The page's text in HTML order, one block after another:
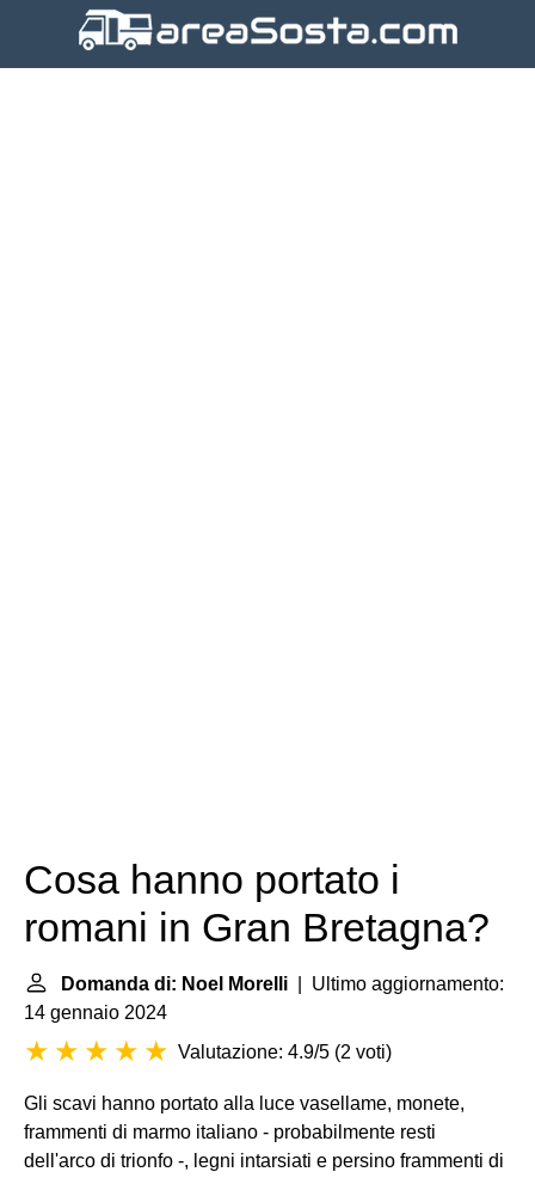
Cosa hanno portato i
romani in Gran Bretagna?
Domanda di: Noel Morelli | Ultimo aggiornamento:
14 gennaio 2024
Valutazione: 4.9/5 (2 voti)
Gli scavi hanno portato alla luce vasellame, monete,
frammenti di marmo italiano - probabilmente resti
dell'arco di trionfo -, legni intarsiati e persino frammenti di